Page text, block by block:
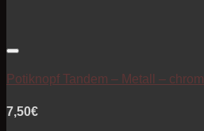
Potiknopf Tandem – Metall – chrom
7,50€